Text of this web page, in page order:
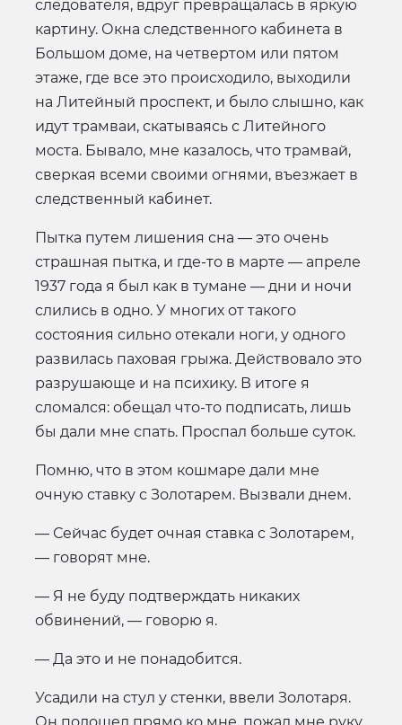
следователя, вдруг превращалась в яркую
картину. Окна следственного кабинета в
Большом доме, на четвертом или пятом
этаже, где все это происходило, выходили
на Литейный проспект, и было слышно, как
идут трамваи, скатываясь с Литейного
моста. Бывало, мне казалось, что трамвай,
сверкая всеми своими огнями, въезжает в
следственный кабинет.
Пытка путем лишения сна — это очень
страшная пытка, и где-то в марте — апреле
1937 года я был как в тумане — дни и ночи
слились в одно. У многих от такого
состояния сильно отекали ноги, у одного
развилась паховая грыжа. Действовало это
разрушающе и на психику. В итоге я
сломался: обещал что-то подписать, лишь
бы дали мне спать. Проспал больше суток.
Помню, что в этом кошмаре дали мне
очную ставку с Золотарем. Вызвали днем.
— Сейчас будет очная ставка с Золотарем,
— говорят мне.
— Я не буду подтверждать никаких
обвинений, — говорю я.
— Да это и не понадобится.
Усадили на стул у стенки, ввели Золотаря.